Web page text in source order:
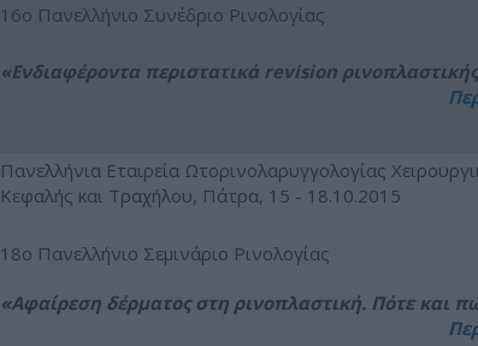
16ο Πανελλήνιο Συνέδριο Ρινολογίας
«Ενδιαφέροντα περιστατικά revision
Πανελλήνια Εταιρεία Ωτορινολαρυγγολογίας
Κεφαλής και Τραχήλου, Πάτρα, 15 - 18.10.2015
18ο Πανελλήνιο Σεμινάριο Ρινολογίας
«Αφαίρεση δέρματος στη ρινοπλαστική. Πότε και